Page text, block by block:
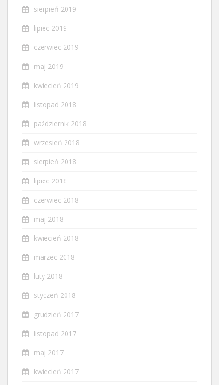
sierpień 2019
lipiec 2019
czerwiec 2019
maj 2019
kwiecień 2019
listopad 2018
październik 2018
wrzesień 2018
sierpień 2018
lipiec 2018
czerwiec 2018
maj 2018
kwiecień 2018
marzec 2018
luty 2018
styczeń 2018
grudzień 2017
listopad 2017
maj 2017
kwiecień 2017